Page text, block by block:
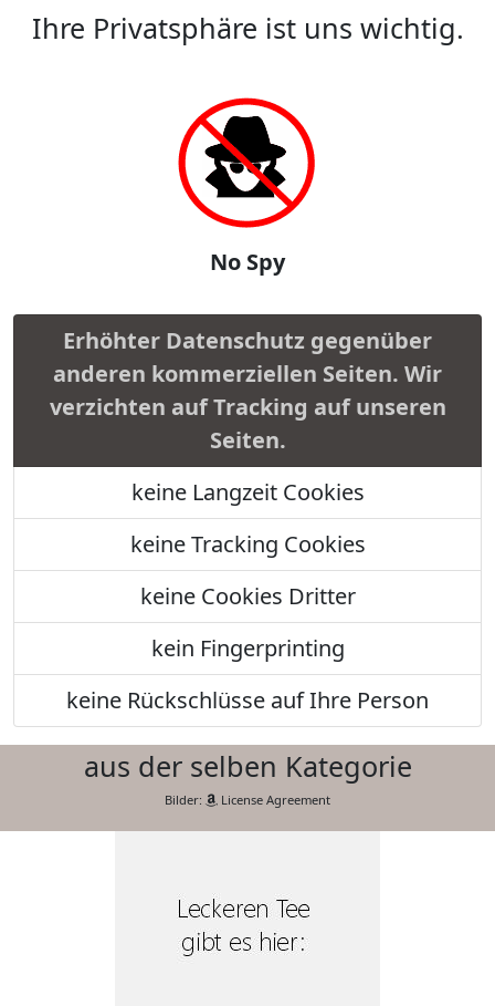
Ihre Privatsphäre ist uns wichtig.
No Spy
Erhöhter Datenschutz gegenüber
anderen kommerziellen Seiten. Wir
verzichten auf Tracking auf unseren
Seiten.
keine Langzeit Cookies
keine Tracking Cookies
keine Cookies Dritter
kein Fingerprinting
keine Rückschlüsse auf Ihre Person
aus der selben Kategorie
Bilder: License Agreement